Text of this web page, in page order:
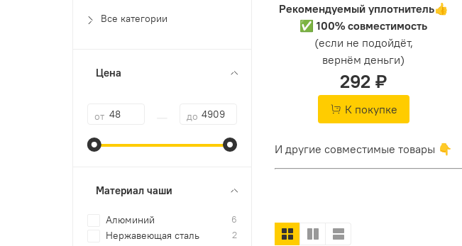
Рекомендуемый уплотнитель👍
✅ 100% совместимость
(если не подойдёт,
вернём деньги)
292 ₽
К покупке
И другие совместимые товары 👇
Все категории
Цена
от до
Материал чаши
Алюминий 6
Нержавеющая сталь 2